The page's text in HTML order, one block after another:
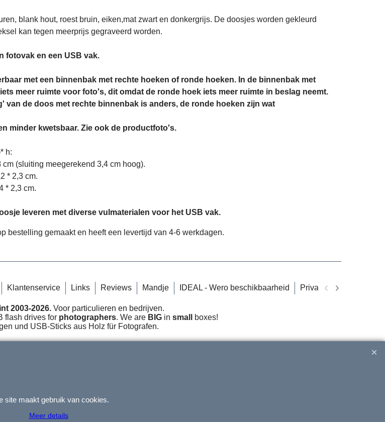
blank hout, roest bruin, eiken,mat zwart en donkergrijs. De doosjes worden gekleurd
kan tegen meerprijs gegraveerd worden.
fotovak en een USB vak.
met een binnenbak met rechte hoeken of ronde hoeken. In de binnenbak met
meer ruimte voor foto's, dit omdat de ronde hoek iets meer ruimte in beslag neemt.
van de doos met rechte binnenbak is anders, de ronde hoeken zijn wat
minder kwetsbaar. Zie ook de productfoto's.
h:
cm (sluiting meegerekend 3,4 cm hoog).
* 2,3 cm.
* 2,3 cm.
leveren met diverse vulmaterialen voor het USB vak.
bestelling gemaakt en heeft een levertijd van 4-6 werkdagen.
Klantenservice Links Reviews Mandje IDEAL - Wero beschikbaarheid Privacy Informatie
2003-2026. Voor particulieren en bedrijven.
flash drives for photographers. We are BIG in small
boxes!
und USB-Sticks aus Holz für Fotografen.
Webwinkel gemaakt met
ShopFactory webwinkel
site maakt gebruik van cookies.
Meer details